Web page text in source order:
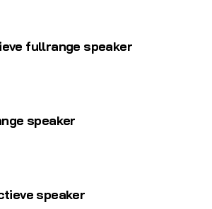
fullrange speaker
speaker
speaker